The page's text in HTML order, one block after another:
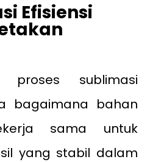
Efisiensi
proses sublimasi
bagaimana bahan
sama untuk
yang stabil dalam